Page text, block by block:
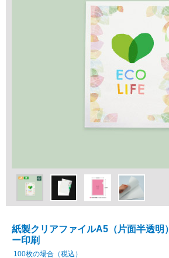
紙製クリアファイルA5（片面半透明
ー印刷
100枚の場合（税込）